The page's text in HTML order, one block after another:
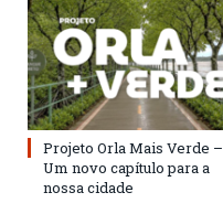
Projeto Orla Mais Verde –
Um novo capítulo para a
nossa cidade